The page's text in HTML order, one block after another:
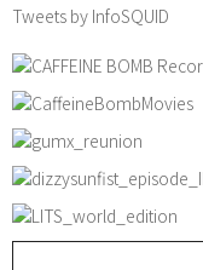
Tweets by InfoSQUID